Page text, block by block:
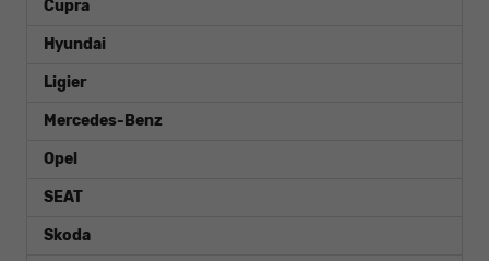
Cupra
Hyundai
Ligier
Mercedes-Benz
Opel
SEAT
Skoda